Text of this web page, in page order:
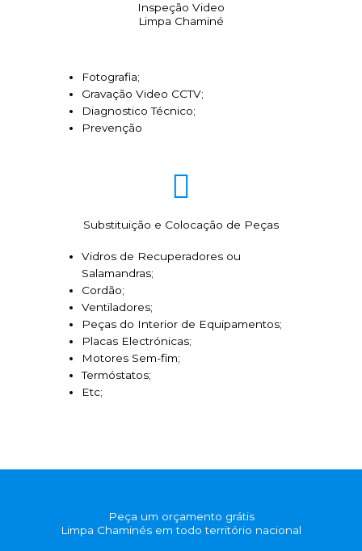
Inspeção Video
Limpa Chaminé
Fotografia;
Gravação Video CCTV;
Diagnostico Técnico;
Prevenção
Substituição e Colocação de Peças
Vidros de Recuperadores ou
Salamandras;
Cordão;
Ventiladores;
Peças do Interior de Equipamentos;
Placas Electrónicas;
Motores Sem-fim;
Termóstatos;
Etc;
Peça um orçamento grátis
Limpa Chaminés em todo território nacional